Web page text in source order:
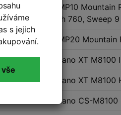
OC MP10
Width 760, Sweep 9
OC MP20
Shimano XT M8100
Shimano XT
Shimano CS-
s jejich